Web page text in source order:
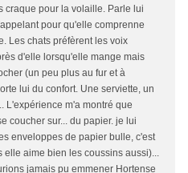
craque pour la volaille. Parle lui
pour qu'elle comprenne
Les chats préfèrent les voix
d'elle lorsqu'elle mange mais
(un peu plus au fur et à
lui du confort. Une serviette, un
L'expérience m'a montré que
coucher sur... du papier. je lui
enveloppes de papier bulle, c'est
elle aime bien les coussins aussi)...
jamais pu emmener Hortense